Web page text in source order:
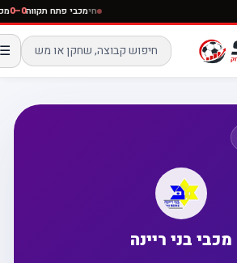
חימכבי פתח תקווה0–0
☰
מכבי בני ריינה